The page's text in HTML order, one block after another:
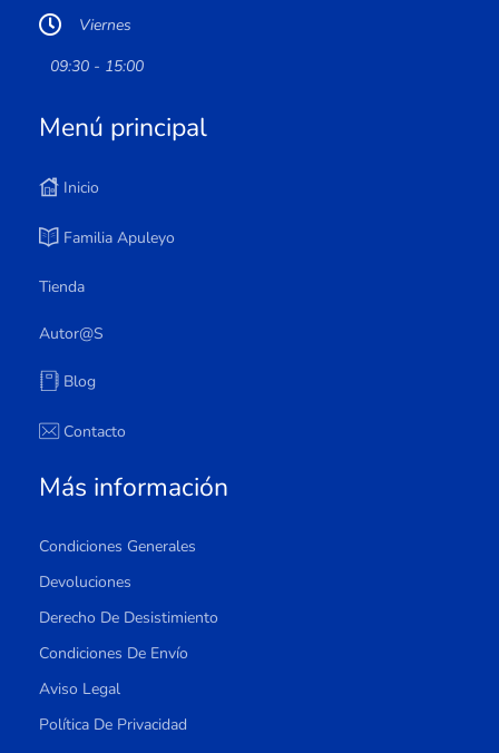
Viernes
09:30 - 15:00
Menú principal
Inicio
Familia Apuleyo
Tienda
Autor@s
Blog
Contacto
Más información
Condiciones Generales
Devoluciones
Derecho De Desistimiento
Condiciones De Envío
Aviso Legal
Política De Privacidad